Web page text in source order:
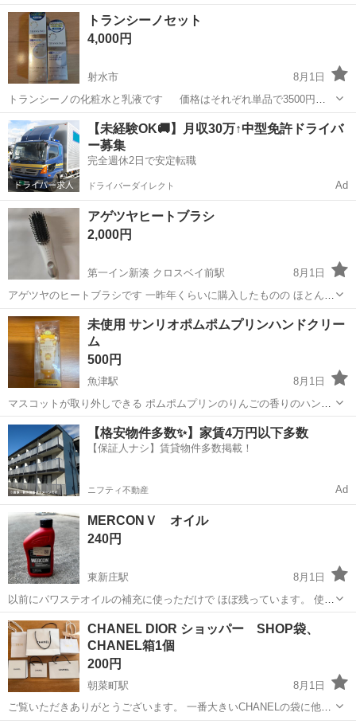
とパチパチ刺激があるので続けられる自信のある方にはオススメ Cタ
イプで充電可能（付属ケーブル未使用です） 興味ある方はブランドサ
イトで詳細や使い方などご確認...
富山 射水市 美顔器
トランシーノセット
4,000円
射水市
8月1日
トランシーノの化粧水と乳液です 価格はそれぞれ単品で3500円ほ
どのようです お渡しは射水市明文堂 もしくは中曽根のムサシ近辺にて
夜間のお渡しは基本❌️です ほかにも出品してますので、よければ覗い
てみてください
富山 射水市 スキンケア 化粧水
【未経験OK🚚】月収30万↑中型免許ドライバ
ー募集
完全週休2日で安定転職
ドライバーダイレクト Ad
アゲツヤヒートブラシ
2,000円
第一イン新湊 クロスベイ前駅
8月1日
アゲツヤのヒートブラシです 一昨年くらいに購入したものの ほとんど
使ってません 気になる方はどうでしょうか？ 巾着付き 希望者多数の
場合はまとめてほかのもを購入いただける方や、返信の早い方を優先
富山 射水市 第一イン新湊 クロスベイ前駅 ヘアケア
ヒートブラシ
未使用 サンリオポムポムプリンハンドクリー
ム
500円
魚津駅
8月1日
マスコットが取り外しできる ポムポムプリンのりんごの香りのハンド
クリームです 30ｇ 未使用です 取りに来てくださる方に🏠
富山 魚津市 魚津駅 その他
【格安物件多数✨】家賃4万円以下多数
【保証人ナシ】賃貸物件多数掲載！
ニフティ不動産 Ad
MERCONＶ オイル
240円
東新庄駅
8月1日
以前にパワステオイルの補充に使っただけで ほぼ残っています。 使う
方いましたらどうぞ
富山 富山市 オイル
CHANEL DIOR ショッパー SHOP袋、
CHANEL箱1個
200円
朝菜町駅
8月1日
ご覧いただきありがとうございます。 一番大きいCHANELの袋に他の